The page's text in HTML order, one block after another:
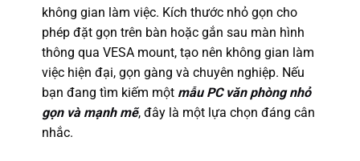
không gian làm việc. Kích thước nhỏ gọn cho
phép đặt gọn trên bàn hoặc gắn sau màn hình
thông qua VESA mount, tạo nên không gian làm
việc hiện đại, gọn gàng và chuyên nghiệp. Nếu
bạn đang tìm kiếm một mẫu PC văn phòng nhỏ
gọn và mạnh mẽ, đây là một lựa chọn đáng cân
nhắc.